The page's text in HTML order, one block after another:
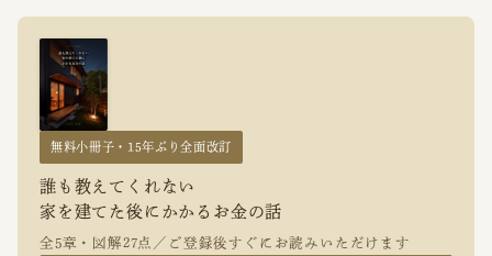
無料小冊子・15年ぶり全面改訂
誰も教えてくれない
家を建てた後にかかるお金の話
全5章・図解27点／ご登録後すぐにお読みいただけます